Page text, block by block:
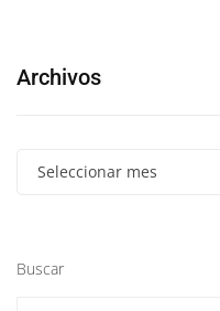
Archivos
Seleccionar mes
Buscar